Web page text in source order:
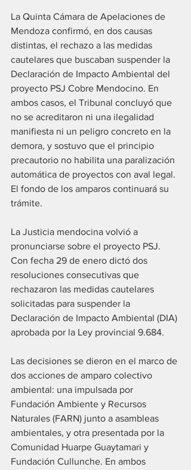
La Quinta Cámara de Apelaciones de
Mendoza confirmó, en dos causas
distintas, el rechazo a las medidas
cautelares que buscaban suspender la
Declaración de Impacto Ambiental del
proyecto PSJ Cobre Mendocino. En
ambos casos, el Tribunal concluyó que
no se acreditaron ni una ilegalidad
manifiesta ni un peligro concreto en la
demora, y sostuvo que el principio
precautorio no habilita una paralización
automática de proyectos con aval legal.
El fondo de los amparos continuará su
trámite.
La Justicia mendocina volvió a
pronunciarse sobre el proyecto PSJ.
Con fecha 29 de enero dictó dos
resoluciones consecutivas que
rechazaron las medidas cautelares
solicitadas para suspender la
Declaración de Impacto Ambiental (DIA)
aprobada por la Ley provincial 9.684.
Las decisiones se dieron en el marco de
dos acciones de amparo colectivo
ambiental: una impulsada por
Fundación Ambiente y Recursos
Naturales (FARN) junto a asambleas
ambientales, y otra presentada por la
Comunidad Huarpe Guaytamari y
Fundación Cullunche. En ambos